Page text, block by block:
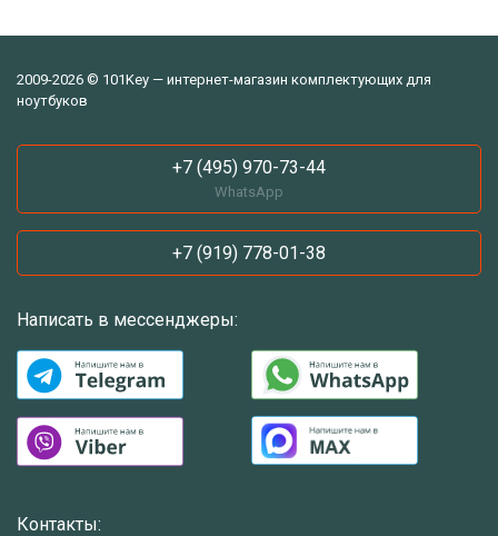
2009-2026 © 101Key — интернет-магазин комплектующих для
ноутбуков
+7 (495) 970-73-44
WhatsApp
+7 (919) 778-01-38
Написать в мессенджеры:
Контакты: